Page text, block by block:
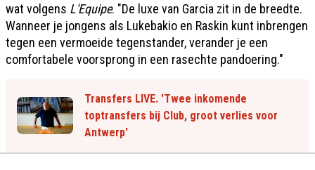
wat volgens L'Equipe. "De luxe van Garcia zit in de breedte.
Wanneer je jongens als Lukebakio en Raskin kunt inbrengen
tegen een vermoeide tegenstander, verander je een
comfortabele voorsprong in een rasechte pandoering."
Transfers LIVE. 'Twee inkomende
toptransfers bij Club, groot verlies voor
Antwerp'